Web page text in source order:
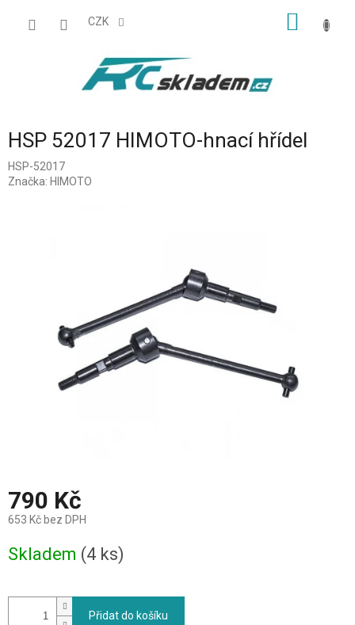
CZK
HSP 52017 HIMOTO-hnací hřídel
HSP-52017
Značka: HIMOTO
790 Kč
653 Kč bez DPH
cena:
Skladem (4 ks)
Přidat do košíku